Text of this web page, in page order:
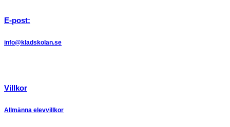
E-post:
info@kladskolan.se
Villkor
Allmänna elevvillkor